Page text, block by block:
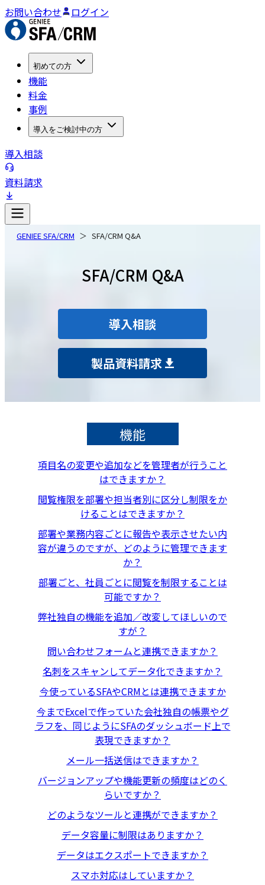
お問い合わせ ログイン
初めての方
機能
料金
事例
導入をご検討中の方
導入相談
資料請求
GENIEE SFA/CRM SFA/CRM Q&A
SFA/CRM Q&A
導入相談
製品資料請求
機能
項目名の変更や追加などを管理者が行うこと
はできますか？
閲覧権限を部署や担当者別に区分し制限をか
けることはできますか？
部署や業務内容ごとに報告や表示させたい内
容が違うのですが、どのように管理できます
か？
部署ごと、社員ごとに閲覧を制限することは
可能ですか？
弊社独自の機能を追加／改変してほしいので
すが？
問い合わせフォームと連携できますか？
名刺をスキャンしてデータ化できますか？
今使っているSFAやCRMとは連携できますか
今までExcelで作っていた会社独自の帳票やグ
ラフを、同じようにSFAのダッシュボード上で
表現できますか？
メール一括送信はできますか？
バージョンアップや機能更新の頻度はどのく
らいですか？
どのようなツールと連携ができますか？
データ容量に制限はありますか？
データはエクスポートできますか？
スマホ対応はしていますか？